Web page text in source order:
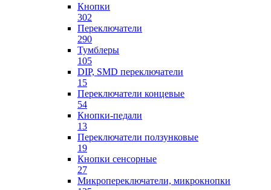
Кнопки
302
Переключатели
290
Тумблеры
105
DIP, SMD переключатели
15
Переключатели концевые
54
Кнопки-педали
13
Переключатели ползунковые
19
Кнопки сенсорные
27
Микропереключатели, микрокнопки